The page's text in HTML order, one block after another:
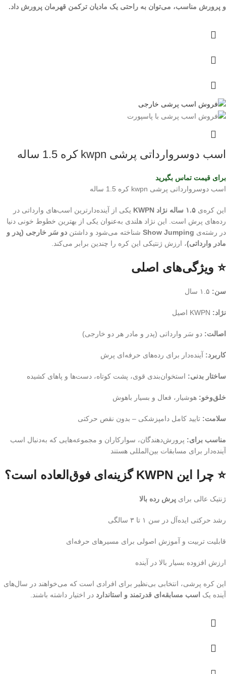
و پرورش مناسب، می‌توان به راحتی یک مادیان ترکمن قهرمان پرورش داد.
اسب دوسروارداتی پرشی kwpn کره 1.5 ساله
برای قیمت تماس بگیرید
اسب دوسروارداتی پرشی kwpn کره 1.5 ساله
این کره‌ی ۱.۵ ساله نژاد KWPN
یکی از آینده‌دارترین اسب‌های وارداتی در
رده‌های پرش است. این نژاد هلندی به‌عنوان یکی از بهترین خطوط خونی دنیا
در رشته‌ی Show Jumping شناخته می‌شود و داشتن دو سَر خارجی (پدر و
مادر وارداتی)، ارزش ژنتیکی این کره را چندین برابر می‌کند.
⭐ ویژگی‌های اصلی
سن:
نژاد:
اصالت: دو سَر وارداتی (پدر و مادر هر دو خارجی)
کاربرد: آینده‌دار برای رده‌های حرفه‌ای پرش
ساختار بدنی: استخوان‌بندی قوی، پشت کوتاه، دست‌ها و پاهای کشیده
خلق‌وخو: هوشیار، فعال و بسیار باهوش
سلامت: تایید کامل دامپزشکی – بدون نقص حرکتی
مناسب برای: پرورش‌دهندگان، سوارکاران و مجموعه‌هایی که به‌دنبال اسب
آینده‌دار برای مسابقات بین‌المللی هستند
⭐ چرا این KWPN گزینه‌ای فوق‌العاده است؟
ژنتیک عالی برای پرش رده بالا
رشد حرکتی ایده‌آل در سن ۱ تا ۳ سالگی
قابلیت تربیت و آموزش اصولی برای مسیرهای حرفه‌ای
ارزش افزوده بسیار بالا در آینده
این کره پرشی، انتخابی بی‌نظیر برای افرادی است که می‌خواهند در سال‌های
آینده یک
اسب مسابقه‌ای قدرتمند و استاندارد در اختیار داشته باشند.